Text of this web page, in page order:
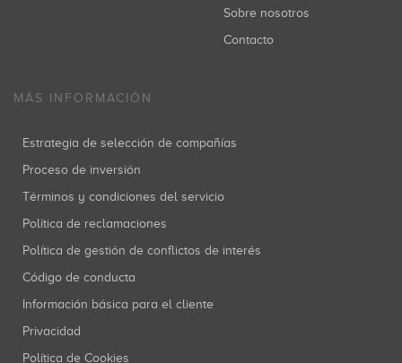
Sobre nosotros
Contacto
MÁS INFORMACIÓN
Estrategia de selección de compañías
Proceso de inversión
Términos y condiciones del servicio
Política de reclamaciones
Política de gestión de conflictos de interés
Código de conducta
Información básica para el cliente
Privacidad
Política de Cookies